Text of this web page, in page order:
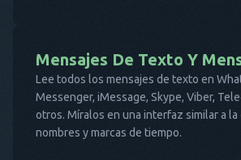
Mensajes De Texto Y
Lee todos los mensajes de texto en
Messenger, iMessage, Skype, Viber,
otros. Míralos en una interfaz similar a la
nombres y marcas de tiempo.